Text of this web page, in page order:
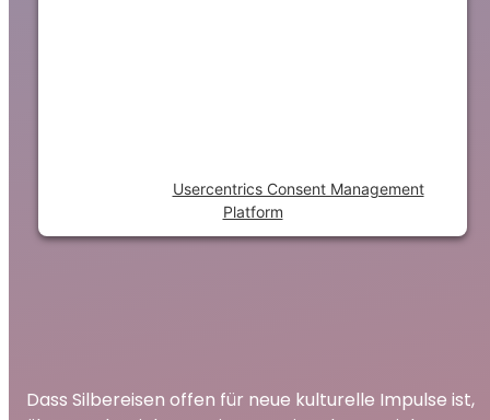
Usercentrics Consent Management
Platform
Dass Silbereisen offen für neue kulturelle Impulse ist,